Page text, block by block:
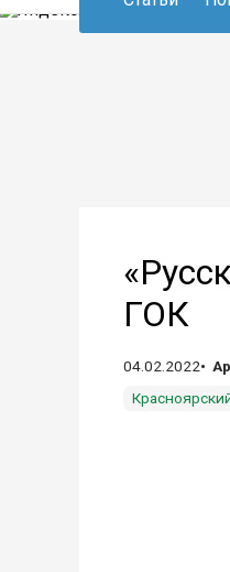
ГОК
04.02.2022